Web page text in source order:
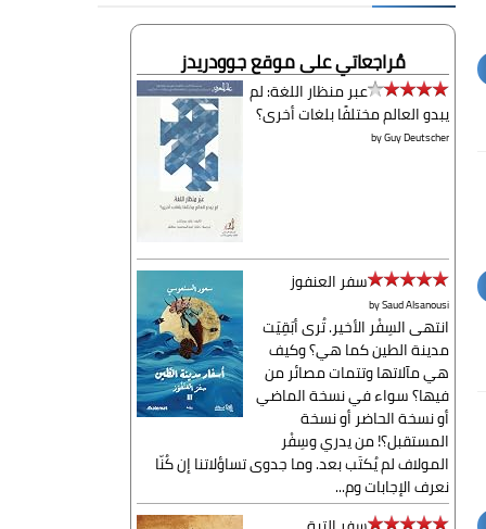
مُراجعاتي على موقع جوودريدز
عبر منظار اللغة: لم
يبدو العالم مختلفًا بلغات أخرى؟
byGuy Deutscher
سفر العنفوز
bySaud Alsanousi
انتهى السِفْر الأخير. تُرى أبَقِيَت
مدينة الطين كما هي؟ وكيف
هي مآلاتها وتتمات مصائر من
فيها؟ سواء في نسخة الماضي
أو نسخة الحاضر أو نسخة
المستقبل؟! من يدري وسِفْر
المولاف لم يُكتَب بعد. وما جدوى تساؤلاتنا إن كُنّا
نعرف الإجابات وم...